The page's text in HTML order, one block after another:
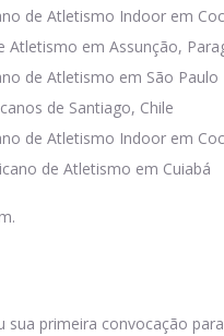
de Atletismo Indoor em
Atletismo em Assunção,
de Atletismo em São Paulo
de Santiago, Chile
de Atletismo Indoor em
de Atletismo em Cuiabá
sua primeira convocação